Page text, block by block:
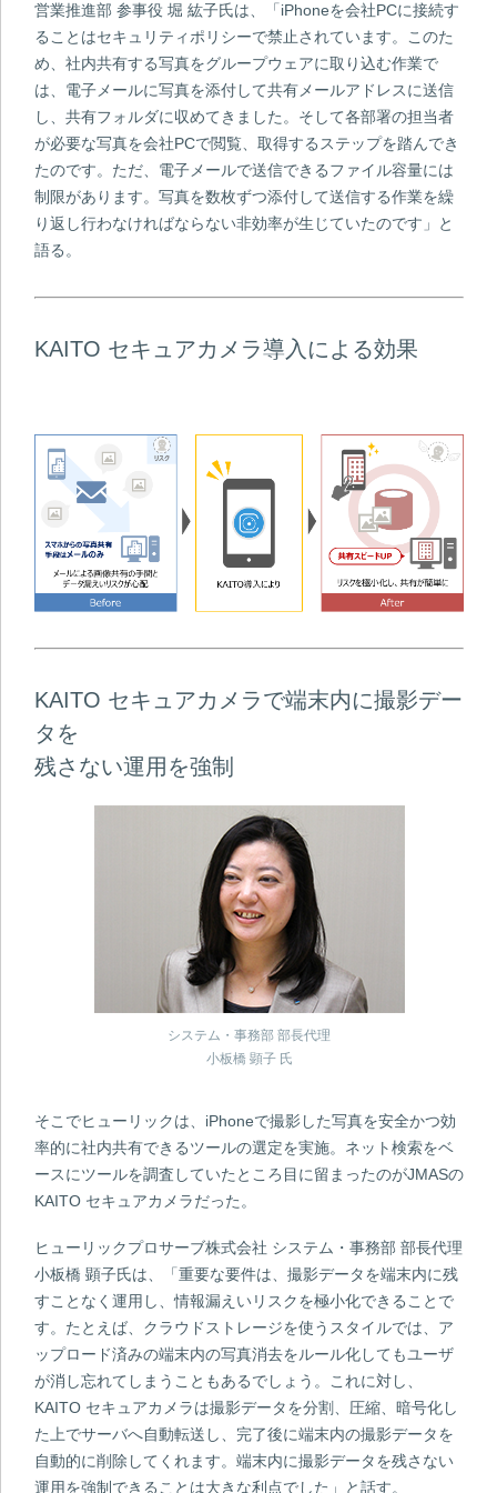
営業推進部 参事役 堀 紘子氏は、「iPhoneを会社PCに接続す
ることはセキュリティポリシーで禁止されています。このた
め、社内共有する写真をグループウェアに取り込む作業で
は、電子メールに写真を添付して共有メールアドレスに送信
し、共有フォルダに収めてきました。そして各部署の担当者
が必要な写真を会社PCで閲覧、取得するステップを踏んでき
たのです。ただ、電子メールで送信できるファイル容量には
制限があります。写真を数枚ずつ添付して送信する作業を繰
り返し行わなければならない非効率が生じていたのです」と
語る。
KAITO セキュアカメラ導入による効果
KAITO セキュアカメラで端末内に撮影デー
タを
残さない運用を強制
システム・事務部 部長代理
小板橋 顕子 氏
そこでヒューリックは、iPhoneで撮影した写真を安全かつ効
率的に社内共有できるツールの選定を実施。ネット検索をベ
ースにツールを調査していたところ目に留まったのがJMASの
KAITO セキュアカメラだった。
ヒューリックプロサーブ株式会社 システム・事務部 部長代理
小板橋 顕子氏は、「重要な要件は、撮影データを端末内に残
すことなく運用し、情報漏えいリスクを極小化できることで
す。たとえば、クラウドストレージを使うスタイルでは、ア
ップロード済みの端末内の写真消去をルール化してもユーザ
が消し忘れてしまうこともあるでしょう。これに対し、
KAITO セキュアカメラは撮影データを分割、圧縮、暗号化し
た上でサーバへ自動転送し、完了後に端末内の撮影データを
自動的に削除してくれます。端末内に撮影データを残さない
運用を強制できることは大きな利点でした」と話す。